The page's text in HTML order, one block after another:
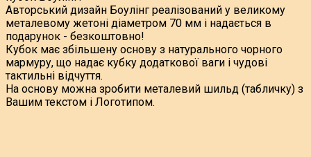
Авторський дизайн Боулінг реалізований у великому
металевому жетоні діаметром 70 мм і надається в
подарунок - безкоштовно!
Кубок має збільшену основу з натурального чорного
мармуру, що надає кубку додаткової ваги і чудові
тактильні відчуття.
На основу можна зробити металевий шильд (табличку) з
Вашим текстом і Логотипом.